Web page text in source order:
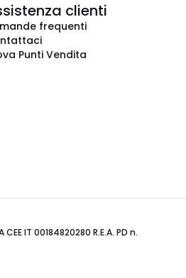
clienti
frequenti
Punti Vendita
IT 00184820280 R.E.A. PD n.